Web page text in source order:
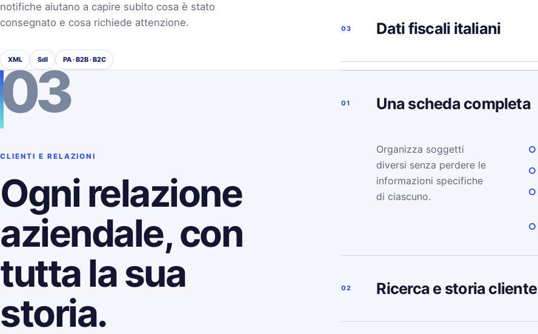
notifiche aiutano a capire subito cosa è stato
consegnato e cosa richiede attenzione.
XML SdI PA · B2B · B2C
03 Dati fiscali italiani
03
CLIENTI E RELAZIONI
Ogni relazione
aziendale, con
tutta la sua
storia.
01 Una scheda completa
Organizza soggetti
diversi senza perdere le
informazioni specifiche
di ciascuno.
02 Ricerca e storia cliente